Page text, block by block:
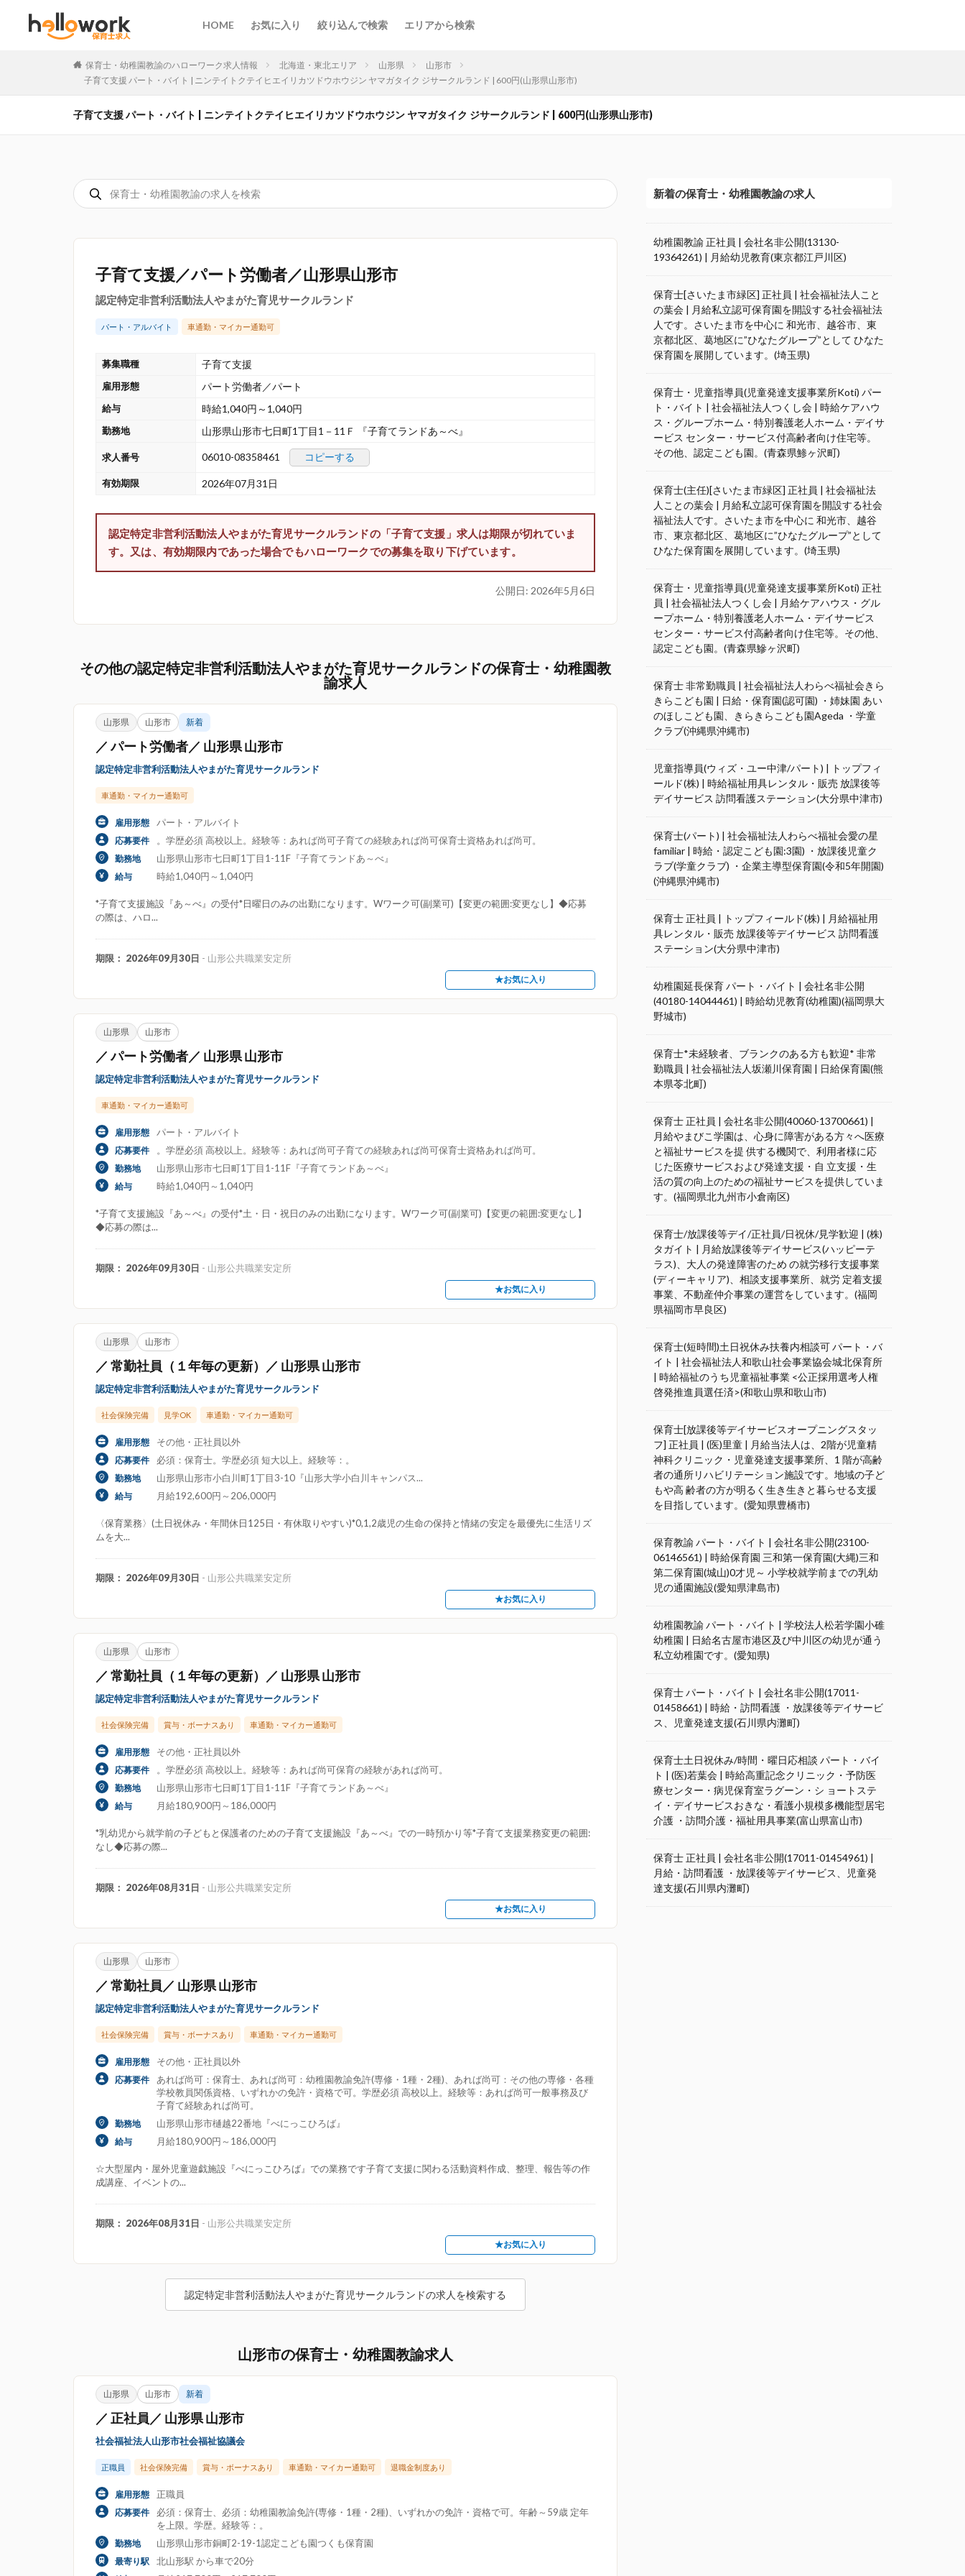
HOME お気に入り 絞り込んで検索 エリアから検索
保育士・幼稚園教諭のハローワーク求人情報 北海道・東北エリア 山形県
山形市
子育て支援 パート・バイト | ニンテイトクテイヒエイリカツドウホウジン ヤマガタイク ジサークルランド | 600円(山形県山形市)
子育て支援 パート・バイト | ニンテイトクテイヒエイリカツドウホウジン ヤマガタイク ジサークルランド | 600円(山形県山形市)
子育て支援／パート労働者／山形県山形市
認定特定非営利活動法人やまがた育児サークルランド
パート・アルバイト 車通勤・マイカー通勤可
募集職種 子育て支援
雇用形態 パート労働者／パート
給与 時給1,040円～1,040円
勤務地 山形県山形市七日町1丁目1－11Ｆ 『子育てランドあ～べ』
求人番号 06010-08358461 コピーする
有効期限 2026年07月31日
認定特定非営利活動法人やまがた育児サークルランドの「子育て支援」求人は期限が切れていま
す。又は、有効期限内であった場合でもハローワークでの募集を取り下げています。
公開日: 2026年5月6日
その他の認定特定非営利活動法人やまがた育児サークルランドの保育士・幼稚園教
諭求人
山形県 山形市 新着
／ パート労働者／ 山形県 山形市
認定特定非営利活動法人やまがた育児サークルランド
車通勤・マイカー通勤可
雇用形態 パート・アルバイト
応募要件 。学歴必須 高校以上。経験等：あれば尚可子育ての経験あれば尚可保育士資格あれば尚可。
勤務地 山形県山形市七日町1丁目1-11F『子育てランドあ～べ』
給与 時給1,040円～1,040円
*子育て支援施設『あ～べ』の受付*日曜日のみの出勤になります。Wワーク可(副業可)【変更の範囲:変更なし】◆応募
の際は、ハロ...
期限： 2026年09月30日 - 山形公共職業安定所
★お気に入り
山形県 山形市
／ パート労働者／ 山形県 山形市
認定特定非営利活動法人やまがた育児サークルランド
車通勤・マイカー通勤可
雇用形態 パート・アルバイト
応募要件 。学歴必須 高校以上。経験等：あれば尚可子育ての経験あれば尚可保育士資格あれば尚可。
勤務地 山形県山形市七日町1丁目1-11F『子育てランドあ～べ』
給与 時給1,040円～1,040円
*子育て支援施設『あ～べ』の受付*土・日・祝日のみの出勤になります。Wワーク可(副業可)【変更の範囲:変更なし】
◆応募の際は...
期限： 2026年09月30日 - 山形公共職業安定所
★お気に入り
山形県 山形市
／ 常勤社員（１年毎の更新）／ 山形県 山形市
認定特定非営利活動法人やまがた育児サークルランド
社会保険完備 見学OK 車通勤・マイカー通勤可
雇用形態 その他・正社員以外
応募要件 必須：保育士。学歴必須 短大以上。経験等：。
勤務地 山形県山形市小白川町1丁目3-10『山形大学小白川キャンパス...
給与 月給192,600円～206,000円
〈保育業務〉(土日祝休み・年間休日125日・有休取りやすい)*0,1,2歳児の生命の保持と情緒の安定を最優先に生活リズ
ムを大...
期限： 2026年09月30日 - 山形公共職業安定所
★お気に入り
山形県 山形市
／ 常勤社員（１年毎の更新）／ 山形県 山形市
認定特定非営利活動法人やまがた育児サークルランド
社会保険完備 賞与・ボーナスあり 車通勤・マイカー通勤可
雇用形態 その他・正社員以外
応募要件 。学歴必須 高校以上。経験等：あれば尚可保育の経験があれば尚可。
勤務地 山形県山形市七日町1丁目1-11F『子育てランドあ～べ』
給与 月給180,900円～186,000円
*乳幼児から就学前の子どもと保護者のための子育て支援施設『あ～べ』での一時預かり等*子育て支援業務変更の範囲:
なし◆応募の際...
期限： 2026年08月31日 - 山形公共職業安定所
★お気に入り
山形県 山形市
／ 常勤社員／ 山形県 山形市
認定特定非営利活動法人やまがた育児サークルランド
社会保険完備 賞与・ボーナスあり 車通勤・マイカー通勤可
雇用形態 その他・正社員以外
応募要件
あれば尚可：保育士、あれば尚可：幼稚園教諭免許(専修・1種・2種)、あれば尚可：その他の専修・各種
学校教員関係資格、いずれかの免許・資格で可。学歴必須 高校以上。経験等：あれば尚可一般事務及び
子育て経験あれば尚可。
勤務地 山形県山形市樋越22番地『べにっこひろば』
給与 月給180,900円～186,000円
☆大型屋内・屋外児童遊戯施設『べにっこひろば』での業務です子育て支援に関わる活動資料作成、整理、報告等の作
成講座、イベントの...
期限： 2026年08月31日 - 山形公共職業安定所
★お気に入り
認定特定非営利活動法人やまがた育児サークルランドの求人を検索する
山形市の保育士・幼稚園教諭求人
山形県 山形市 新着
／ 正社員／ 山形県 山形市
社会福祉法人山形市社会福祉協議会
正職員 社会保険完備 賞与・ボーナスあり 車通勤・マイカー通勤可 退職金制度あり
雇用形態 正職員
応募要件
必須：保育士、必須：幼稚園教諭免許(専修・1種・2種)、いずれかの免許・資格で可。年齢～59歳 定年
を上限。学歴。経験等：。
勤務地 山形県山形市銅町2-19-1認定こども園つくも保育園
最寄り駅 北山形駅 から車で20分
新着の保育士・幼稚園教諭の求人
幼稚園教諭 正社員 | 会社名非公開(13130-
19364261) | 月給幼児教育(東京都江戸川区)
保育士[さいたま市緑区] 正社員 | 社会福祉法人こと
の葉会 | 月給私立認可保育園を開設する社会福祉法
人です。さいたま市を中心に 和光市、越谷市、東
京都北区、葛地区に”ひなたグループ”として ひなた
保育園を展開しています。(埼玉県)
保育士・児童指導員(児童発達支援事業所Koti) パー
ト・バイト | 社会福祉法人つくし会 | 時給ケアハウ
ス・グループホーム・特別養護老人ホーム・デイサ
ービス センター・サービス付高齢者向け住宅等。
その他、認定こども園。(青森県鯵ヶ沢町)
保育士(主任)[さいたま市緑区] 正社員 | 社会福祉法
人ことの葉会 | 月給私立認可保育園を開設する社会
福祉法人です。さいたま市を中心に 和光市、越谷
市、東京都北区、葛地区に”ひなたグループ”として
ひなた保育園を展開しています。(埼玉県)
保育士・児童指導員(児童発達支援事業所Koti) 正社
員 | 社会福祉法人つくし会 | 月給ケアハウス・グル
ープホーム・特別養護老人ホーム・デイサービス
センター・サービス付高齢者向け住宅等。その他、
認定こども園。(青森県鰺ヶ沢町)
保育士 非常勤職員 | 社会福祉法人わらべ福祉会きら
きらこども園 | 日給・保育園(認可園) ・姉妹園 あい
のほしこども園、きらきらこども園Ageda ・学童
クラブ(沖縄県沖縄市)
児童指導員(ウィズ・ユー中津/パート) | トップフィ
ールド(株) | 時給福祉用具レンタル・販売 放課後等
デイサービス 訪問看護ステーション(大分県中津市)
保育士(パート) | 社会福祉法人わらべ福祉会愛の星
familiar | 時給・認定こども園:3園) ・放課後児童ク
ラブ(学童クラブ) ・企業主導型保育園(令和5年開園)
(沖縄県沖縄市)
保育士 正社員 | トップフィールド(株) | 月給福祉用
具レンタル・販売 放課後等デイサービス 訪問看護
ステーション(大分県中津市)
幼稚園延長保育 パート・バイト | 会社名非公開
(40180-14044461) | 時給幼児教育(幼稚園)(福岡県大
野城市)
保育士*未経験者、ブランクのある方も歓迎* 非常
勤職員 | 社会福祉法人坂瀬川保育園 | 日給保育園(熊
本県苓北町)
保育士 正社員 | 会社名非公開(40060-13700661) |
月給やまびこ学園は、心身に障害がある方々へ医療
と福祉サービスを提 供する機関で、利用者様に応
じた医療サービスおよび発達支援・自 立支援・生
活の質の向上のための福祉サービスを提供していま
す。(福岡県北九州市小倉南区)
保育士/放課後等デイ/正社員/日祝休/見学歓迎 | (株)
タガイト | 月給放課後等デイサービス(ハッピーテ
ラス)、大人の発達障害のため の就労移行支援事業
(ディーキャリア)、相談支援事業所、就労 定着支援
事業、不動産仲介事業の運営をしています。(福岡
県福岡市早良区)
保育士(短時間)土日祝休み扶養内相談可 パート・バ
イト | 社会福祉法人和歌山社会事業協会城北保育所
| 時給福祉のうち児童福祉事業 <公正採用選考人権
啓発推進員選任済>(和歌山県和歌山市)
保育士[放課後等デイサービスオープニングスタッ
フ] 正社員 | (医)里童 | 月給当法人は、2階が児童精
神科クリニック・児童発達支援事業所、1 階が高齢
者の通所リハビリテーション施設です。地域の子ど
もや高 齢者の方が明るく生き生きと暮らせる支援
を目指しています。(愛知県豊橋市)
保育教諭 パート・バイト | 会社名非公開(23100-
06146561) | 時給保育園 三和第一保育園(大縄)三和
第二保育園(城山)0才児～ 小学校就学前までの乳幼
児の通園施設(愛知県津島市)
幼稚園教諭 パート・バイト | 学校法人松若学園小碓
幼稚園 | 日給名古屋市港区及び中川区の幼児が通う
私立幼稚園です。(愛知県)
保育士 パート・バイト | 会社名非公開(17011-
01458661) | 時給・訪問看護 ・放課後等デイサービ
ス、児童発達支援(石川県内灘町)
保育士土日祝休み/時間・曜日応相談 パート・バイ
ト | (医)若葉会 | 時給高重記念クリニック・予防医
療センター・病児保育室ラグーン・シ ョートステ
イ・デイサービスおきな・看護小規模多機能型居宅
介護 ・訪問介護・福祉用具事業(富山県富山市)
保育士 正社員 | 会社名非公開(17011-01454961) |
月給・訪問看護 ・放課後等デイサービス、児童発
達支援(石川県内灘町)